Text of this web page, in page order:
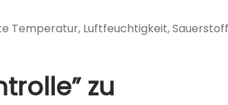
Temperatur, Luftfeuchtigkeit,
zu